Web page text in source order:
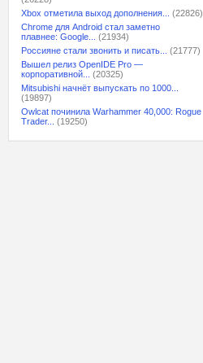
Xbox отметила выход дополнения...
(22826)
Chrome для Android стал заметно
плавнее: Google...
(21934)
Россияне стали звонить и писать...
(21777)
Вышел релиз OpenIDE Pro —
корпоративной...
(20325)
Mitsubishi начнёт выпускать по 1000...
(19897)
Owlcat починила Warhammer 40,000: Rogue
Trader...
(19250)